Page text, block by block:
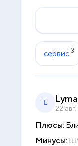
сервис 3
L
22
Плюсы:
Минусы: